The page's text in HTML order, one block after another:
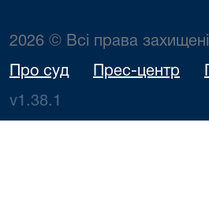
2026 © Всі права захищені
Про суд Прес-центр
v1.38.1